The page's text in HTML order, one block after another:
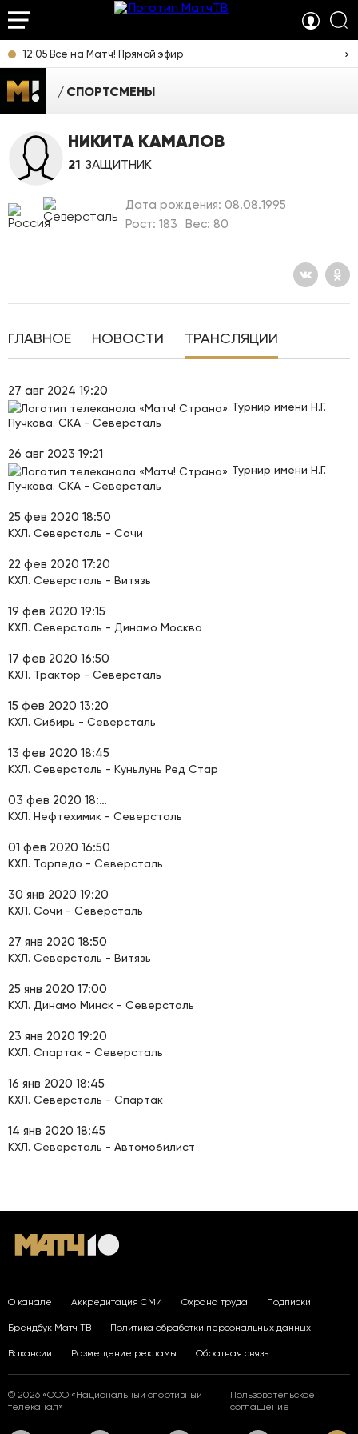
12:05 Все на Матч! Прямой эфир
СПОРТСМЕНЫ
НИКИТА КАМАЛОВ
21 ЗАЩИТНИК
Дата рождения: 08.08.1995
Рост: 183
Вес: 80
ГЛАВНОЕ НОВОСТИ ТРАНСЛЯЦИИ
27 авг 2024 19:20
Турнир имени Н.Г.
Пучкова. СКА - Северсталь
26 авг 2023 19:21
Турнир имени Н.Г.
Пучкова. СКА - Северсталь
25 фев 2020 18:50
КХЛ. Северсталь - Сочи
22 фев 2020 17:20
КХЛ. Северсталь - Витязь
19 фев 2020 19:15
КХЛ. Северсталь - Динамо Москва
17 фев 2020 16:50
КХЛ. Трактор - Северсталь
15 фев 2020 13:20
КХЛ. Сибирь - Северсталь
13 фев 2020 18:45
КХЛ. Северсталь - Куньлунь Ред Стар
03 фев 2020 18:50
КХЛ. Нефтехимик - Северсталь
01 фев 2020 16:50
КХЛ. Торпедо - Северсталь
30 янв 2020 19:20
КХЛ. Сочи - Северсталь
27 янв 2020 18:50
КХЛ. Северсталь - Витязь
25 янв 2020 17:00
КХЛ. Динамо Минск - Северсталь
23 янв 2020 19:20
КХЛ. Спартак - Северсталь
16 янв 2020 18:45
КХЛ. Северсталь - Спартак
14 янв 2020 18:45
КХЛ. Северсталь - Автомобилист
О канале Аккредитация СМИ Охрана труда Подписки
Брендбук Матч ТВ Политика обработки персональных данных
Вакансии Размещение рекламы Обратная связь
© 2026 «ООО «Национальный спортивный
телеканал»
Пользовательское
соглашение